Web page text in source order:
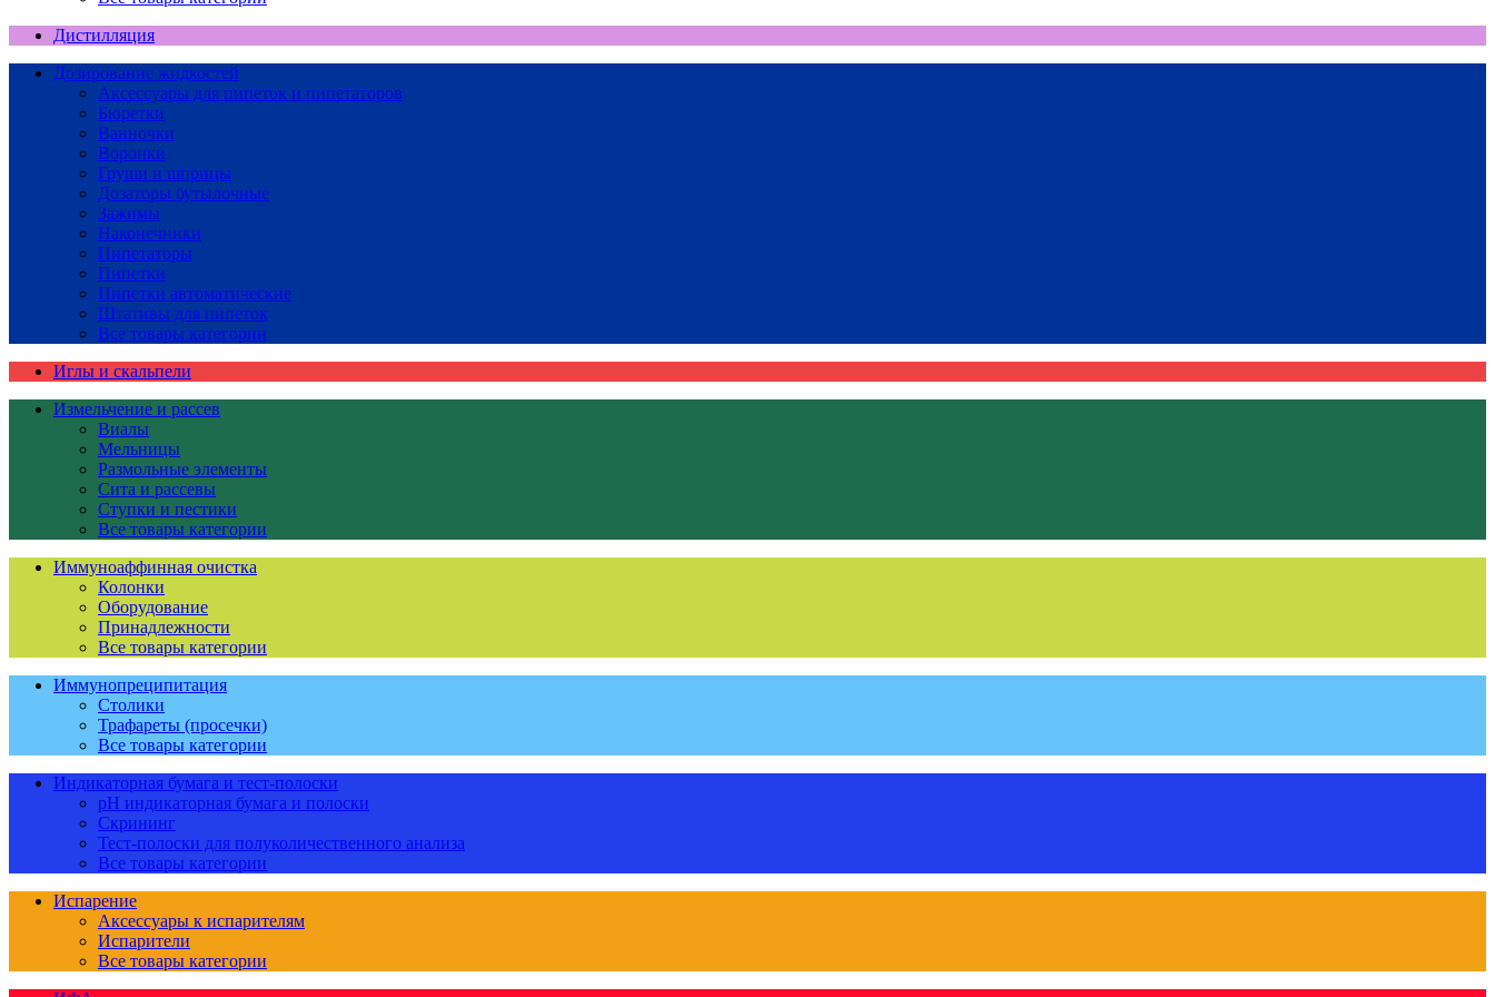
Дистилляция
Дозирование жидкостей
Аксессуары для пипеток и пипетаторов
Бюретки
Ванночки
Воронки
Груши и шприцы
Дозаторы бутылочные
Зажимы
Наконечники
Пипетаторы
Пипетки
Пипетки автоматические
Штативы для пипеток
Все товары категории
Иглы и скальпели
Измельчение и рассев
Виалы
Мельницы
Размольные элементы
Сита и рассевы
Ступки и пестики
Все товары категории
Иммуноаффинная очистка
Колонки
Оборудование
Принадлежности
Все товары категории
Иммунопреципитация
Столики
Трафареты (просечки)
Все товары категории
Индикаторная бумага и тест-полоски
pH индикаторная бумага и полоски
Скрининг
Тест-полоски для полуколичественного анализа
Все товары категории
Испарение
Аксессуары к испарителям
Испарители
Все товары категории